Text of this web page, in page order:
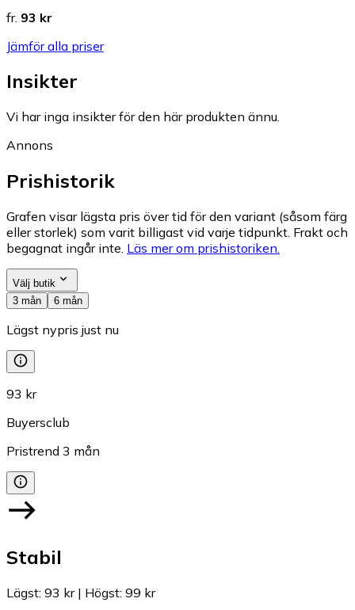
fr. 93 kr
Jämför alla priser
Insikter
Vi har inga insikter för den här produkten ännu.
Annons
Prishistorik
Grafen visar lägsta pris över tid för den variant (såsom färg
eller storlek) som varit billigast vid varje tidpunkt. Frakt och
begagnat ingår inte. Läs mer om prishistoriken.
Välj butik
3 mån
6 mån
Lägst nypris just nu
93 kr
Buyersclub
Pristrend 3 mån
Stabil
Lägst: 93 kr| Högst: 99 kr